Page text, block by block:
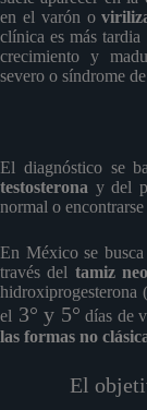
en el varón o
clínica es más tardia
crecimiento y
severo o síndrome
El diagnóstico se
testosterona y del
normal o
En México se
través del tamiz
hidroxiprogesterona
el 3° y 5° días de
las formas no
El